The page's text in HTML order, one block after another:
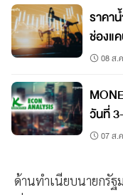
ราคา
ช่องแ
08 ส.
วันที่
07 ส.
ด้านทำเนียบนายกรัฐ